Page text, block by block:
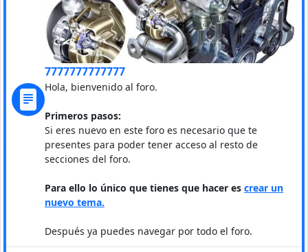
7777777777777
Hola, bienvenido al foro.
Primeros pasos:
Si eres nuevo en este foro es necesario que te
presentes para poder tener acceso al resto de
secciones del foro.
Para ello lo único que tienes que hacer es crear un
nuevo tema.
Después ya puedes navegar por todo el foro.